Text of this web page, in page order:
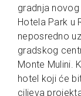
gradnja
Hotela Park u
neposredno
gradskog
Monte Mulini.
hotel koji će
ciljeva